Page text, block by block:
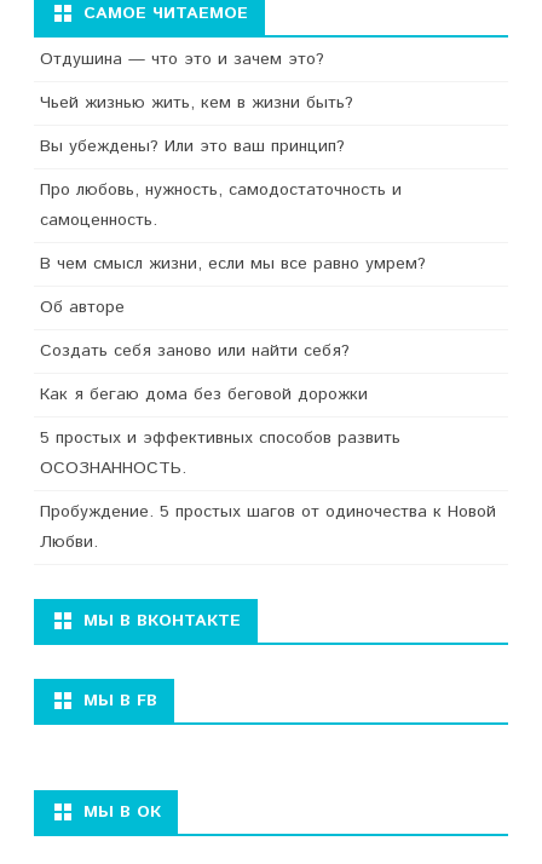
САМОЕ ЧИТАЕМОЕ
Отдушина — что это и зачем это?
Чьей жизнью жить, кем в жизни быть?
Вы убеждены? Или это ваш принцип?
Про любовь, нужность, самодостаточность и
самоценность.
В чем смысл жизни, если мы все равно умрем?
Об авторе
Создать себя заново или найти себя?
Как я бегаю дома без беговой дорожки
5 простых и эффективных способов развить
ОСОЗНАННОСТЬ.
Пробуждение. 5 простых шагов от одиночества к Новой
Любви.
МЫ В ВКОНТАКТЕ
МЫ В FB
МЫ В ОК